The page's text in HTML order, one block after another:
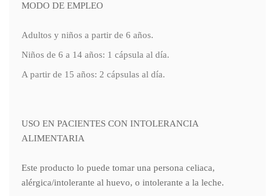
MODO DE EMPLEO
Adultos y niños a partir de 6 años.
Niños de 6 a 14 años: 1 cápsula al día.
A partir de 15 años: 2 cápsulas al día.
USO EN PACIENTES CON INTOLERANCIA
ALIMENTARIA
Este producto lo puede tomar una persona celiaca,
alérgica/intolerante al huevo, o intolerante a la leche.